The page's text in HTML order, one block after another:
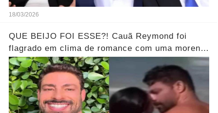
18/03/2026
QUE BEIJO FOI ESSE?! Cauã Reymond foi
flagrado em clima de romance com uma morena
misteriosa em uma praia do Rio.... Ver o Vídeo